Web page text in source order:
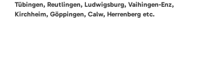
Tübingen, Reutlingen, Ludwigsburg, Vaihingen-Enz,
Kirchheim, Göppingen, Calw, Herrenberg etc.